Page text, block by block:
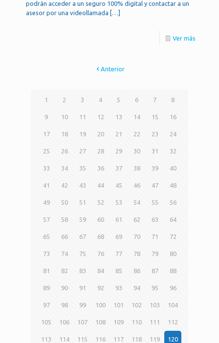
podrán acceder a un seguro 100% digital y contactar a un
asesor por una videollamada […]
Ver más
Anterior
1 2 3 4 5 6 7 8
9 10 11 12 13 14 15 16
17 18 19 20 21 22 23 24
25 26 27 28 29 30 31 32
33 34 35 36 37 38 39 40
41 42 43 44 45 46 47 48
49 50 51 52 53 54 55 56
57 58 59 60 61 62 63 64
65 66 67 68 69 70 71 72
73 74 75 76 77 78 79 80
81 82 83 84 85 86 87 88
89 90 91 92 93 94 95 96
97 98 99 100 101 102 103 104
105 106 107 108 109 110 111 112
113 114 115 116 117 118 119 120